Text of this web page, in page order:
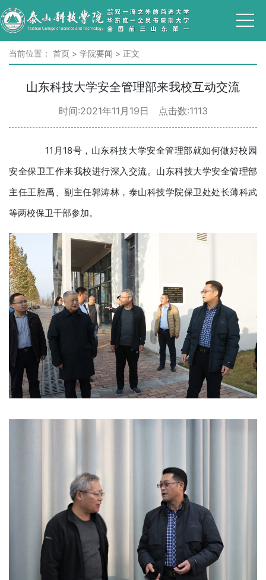
当前位置： 首页 > 学院要闻 > 正文
山东科技大学安全管理部来我校互动交流
时间:2021年11月19日 点击数:1113
11月18号，山东科技大学安全管理部就如何做好校园
安全保卫工作来我校进行深入交流。山东科技大学安全管理部
主任王胜禹、副主任郭涛林，泰山科技学院保卫处处长薄科武
等两校保卫干部参加。